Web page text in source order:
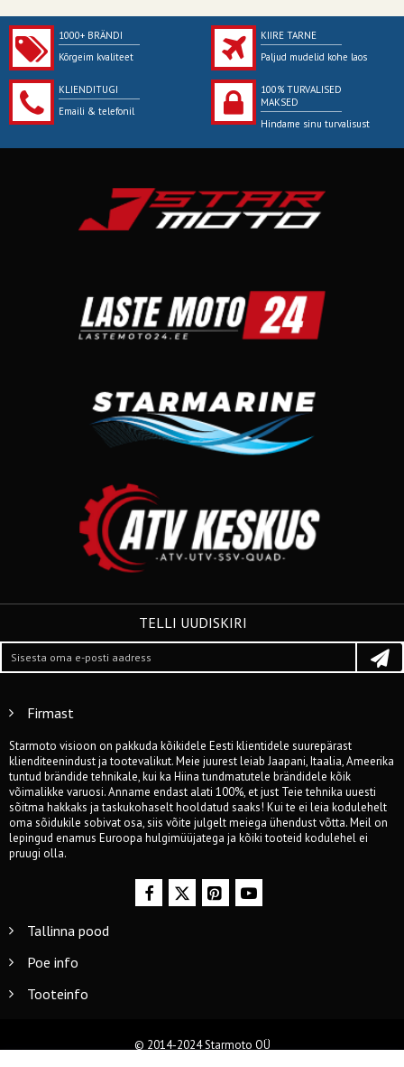
1000+ BRÄNDI
Kõrgeim kvaliteet
KIIRE TARNE
Paljud mudelid kohe laos
KLIENDITUGI
Emaili & telefonil
100% TURVALISED
MAKSED
Hindame sinu turvalisust
TELLI UUDISKIRI
Firmast
Starmoto visioon on pakkuda kõikidele Eesti klientidele suurepärast
klienditeenindust ja tootevalikut. Meie juurest leiab Jaapani, Itaalia, Ameerika
tuntud brändide tehnikale, kui ka Hiina tundmatutele brändidele kõik
võimalikke varuosi. Anname endast alati 100%, et just Teie tehnika uuesti
sõitma hakkaks ja taskukohaselt hooldatud saaks! Kui te ei leia kodulehelt
oma sõidukile sobivat osa, siis võite julgelt meiega ühendust võtta. Meil on
lepingud enamus Euroopa hulgimüüjatega ja kõiki tooteid kodulehel ei
pruugi olla.
Tallinna pood
Poe info
Tooteinfo
© 2014-2024 Starmoto OÜ